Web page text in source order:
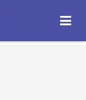
ОТКРЫТЬ